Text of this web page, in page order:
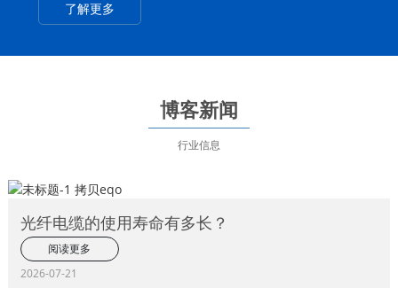
了解更多
博客新闻
行业信息
光纤电缆的使用寿命有多长？
阅读更多
2026-07-21